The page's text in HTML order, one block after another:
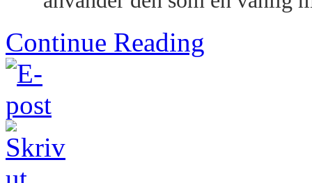
Continue Reading